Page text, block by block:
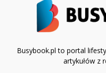
Busybook.pl to portal
artykułów z